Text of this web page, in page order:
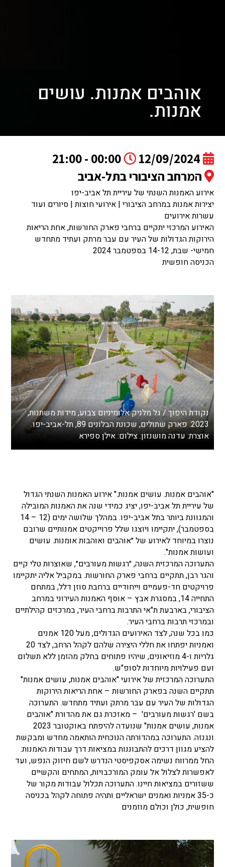
אוהבים אמנות. עושים
אמנות.
00:00 - 21:00
המרחב הציבורי בתל-אביב
אירוע האמנות השנתי של עיריית תל אביב-יפו
יצירות אמנות במרחב הציבורי | אירועי חוצות | סיורים ועוד
עשרות אירועים
האירוע המרכזי יתקיים ברחבי פארק החורשות, אחת הריאות
הירוקות הגדולות של העיר עם עבר מרתק ועתיד מתחדש
חמישי- שבת, 14-12 בספטמבר 2024
הכניסה חופשית
נקודת היפוך / גל מלניק אלומיניום צבוע, מידות משתנות,
2023. פארק שתולים, שכונת הבלונים 89, תל-אביב-יפו.
אוצרת: עדנה מושנזון. צילום: אילן ספירא
"אוהבים אמנות. עושים אמנות." אירוע האמנות השנתי הגדול
של עיריית תל אביב-יפו, יציג כמידי שנה את האמנות המובילה
והמגוונת ביותר בתל אביב-יפו. במהלך שלושה ימים (12 – 14
בספטמבר), יתקיימו ויוצגו שלל פרוייקטים אמנותיים שרובם
נוצרו במיוחד לאירוע של ״אוהבים ואוהבות אומנות. עושים
ועושות אמנות".
התערוכה המרכזית השנה, ״רגשות מעורבים״, שאוצרות טלי קיים
והגר רבן, תתקיים ברחבי פארק החורשות. במקביל אליה יתקיימו
פרויקטים חד-פעמיים וייחודיים ברחבת סוזן דלל, במתחם
התחייה 14, במסגרת אבץ – אוסף האמנות העירוני במרחב
הציבורי, בארבעת ת"אי התרבות ברחבי העיר, במרכזים קהילתיים
ובמרכזי תרבות ברחבי העיר.
כמו בכל שנה, לצד האירועים הגדולים, מעל 120 אמנים
ואמניות יפתחו את חללי היצירה שלהם לקהל הרחב, לצד 20
גלריות ו-4 מוזיאונים, שיהיו פתוחים בחלק מהזמן ללא תשלום
ועם פעילויות מיוחדות לסופ"ש.
התערוכה המרכזית של אירועי "אוהבים אמנות, עושים אמנות"
תתקיים השנה בפארק החורשות – אחת הריאות הירוקות
הגדולות של העיר עם עבר מרתק ועתיד מתחדש. התערוכה
בשם 'רגשות מעורבים' – מאזכרת גם את מהדורת "אוהבים
אמנות, עושים אמנות" שנועדה להיפתח באוקטובר 2023
ונגנזה. התערוכה במהדורתה הנוכחית הותאמה מחדש ומבקשת
להציע מגוון דרכים להתבוננות במציאות דרך עבודות האמנות:
החל ממרווח נשימה אסקפיסטי הנדרש לשם חיזוק הנפש, ועד
לאפשרות לצלול אל עומק המורכבויות, המתחים והקשיים
ששזורים במציאות חיינו. התערוכה תכלול עבודות מקור של
כ-35 אמניות ואמנים ישראליים ותהיה פתוחה לקהל בכניסה
חופשית, כולן וכולם מוזמנים